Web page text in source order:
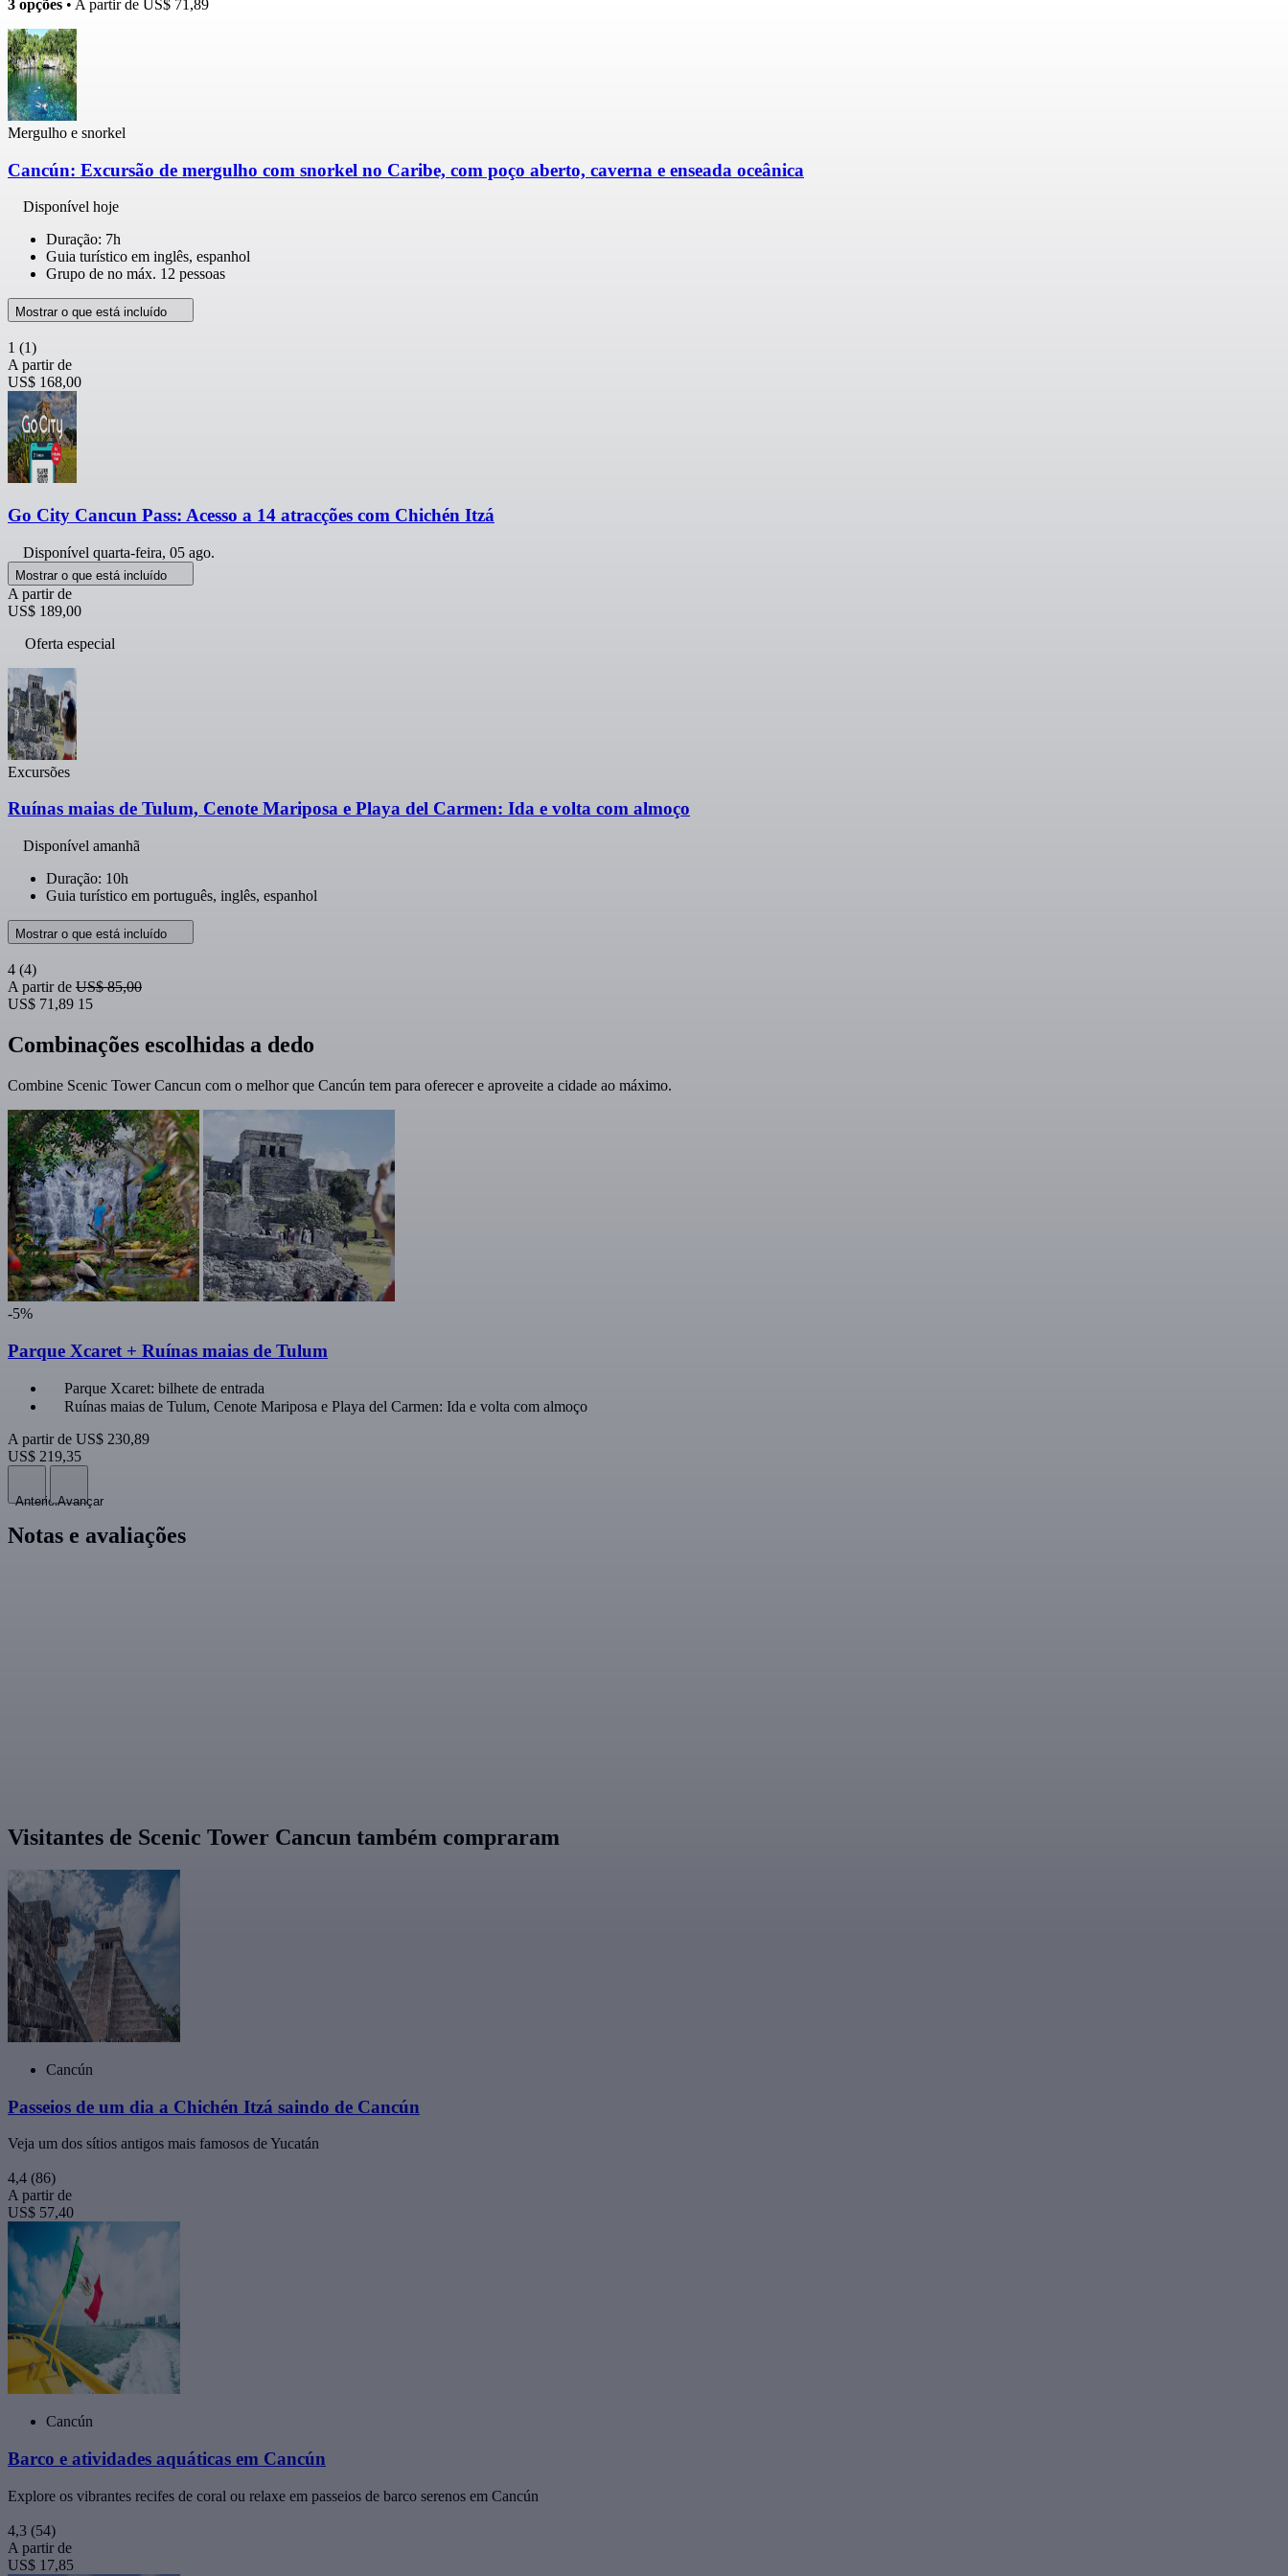
3 opções • A partir de US$ 71,89
Mergulho e snorkel
Cancún: Excursão de mergulho com snorkel no Caribe, com poço aberto, caverna e enseada oceânica
Disponível hoje
Duração: 7h
Guia turístico em inglês, espanhol
Grupo de no máx. 12 pessoas
Mostrar o que está incluído
1 (1)
A partir de
US$ 168,00
Go City Cancun Pass: Acesso a 14 atracções com Chichén Itzá
Disponível quarta-feira, 05 ago.
Mostrar o que está incluído
A partir de
US$ 189,00
Oferta especial
Excursões
Ruínas maias de Tulum, Cenote Mariposa e Playa del Carmen: Ida e volta com almoço
Disponível amanhã
Duração: 10h
Guia turístico em português, inglês, espanhol
Mostrar o que está incluído
4 (4)
A partir de US$ 85,00
US$ 71,89 15
Combinações escolhidas a dedo
Combine Scenic Tower Cancun com o melhor que Cancún tem para oferecer e aproveite a cidade ao máximo.
-5%
Parque Xcaret + Ruínas maias de Tulum
Parque Xcaret: bilhete de entrada
Ruínas maias de Tulum, Cenote Mariposa e Playa del Carmen: Ida e volta com almoço
A partir de US$ 230,89
US$ 219,35
AnteriorAvançar
Notas e avaliações
Visitantes de Scenic Tower Cancun também compraram
Cancún
Passeios de um dia a Chichén Itzá saindo de Cancún
Veja um dos sítios antigos mais famosos de Yucatán
4,4 (86)
A partir de
US$ 57,40
Cancún
Barco e atividades aquáticas em Cancún
Explore os vibrantes recifes de coral ou relaxe em passeios de barco serenos em Cancún
4,3 (54)
A partir de
US$ 17,85